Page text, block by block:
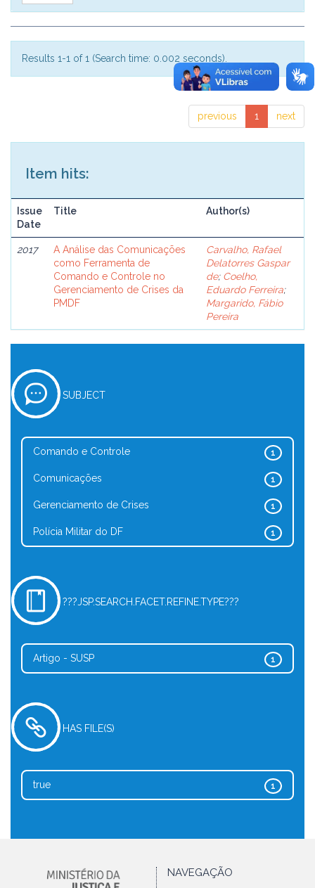
Results 1-1 of 1 (Search time: 0.002 seconds).
previous 1 next
Item hits:
Issue
Date
Title Author(s)
2017
A Análise das Comunicações
como Ferramenta de
Comando e Controle no
Gerenciamento de Crises da
PMDF
Carvalho, Rafael
Delatorres Gaspar
de; Coelho,
Eduardo Ferreira;
Margarido, Fábio
Pereira
SUBJECT
1
Comando e Controle
1
Comunicações
1
Gerenciamento de Crises
1
Polícia Militar do DF
???JSP.SEARCH.FACET.REFINE.TYPE???
1
Artigo - SUSP
HAS FILE(S)
1
true
NAVEGAÇÃO